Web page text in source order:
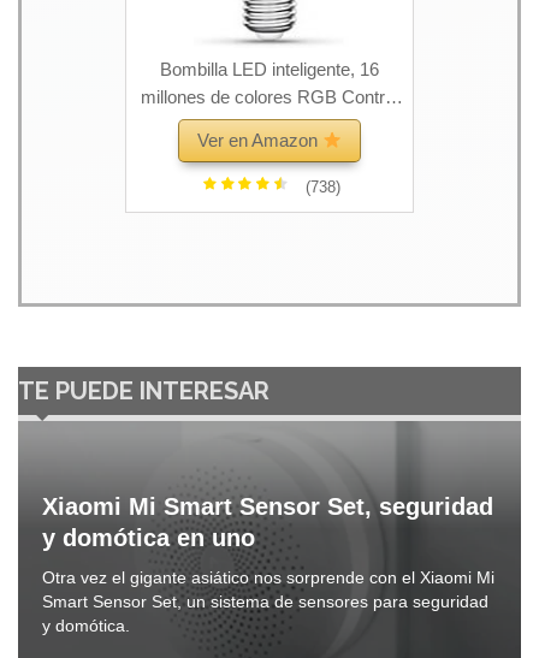
Bombilla LED inteligente, 16
millones de colores RGB Control
de Wi-Fi de luz blanca ajustable
Aplicación de casa inteligente
Control remoto (9W 600 lumen)
Ver en Amazon
(738)
TE PUEDE INTERESAR
Xiaomi Mi Smart Sensor Set, seguridad
y domótica en uno
Otra vez el gigante asiático nos sorprende con el Xiaomi Mi
Smart Sensor Set, un sistema de sensores para seguridad
y domótica.